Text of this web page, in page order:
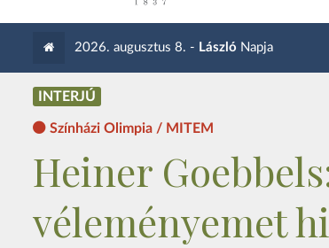
2026. augusztus 8. - László Napja
INTERJÚ
Színházi Olimpia / MITEM
Heiner
véleményemet